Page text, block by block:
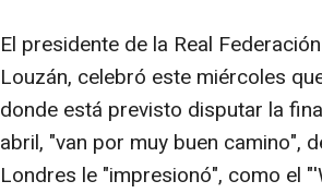
El presidente de la Real
Louzán, celebró este miércoles
donde está previsto disputar la
abril, "van por muy buen camino",
Londres le "impresionó", como el